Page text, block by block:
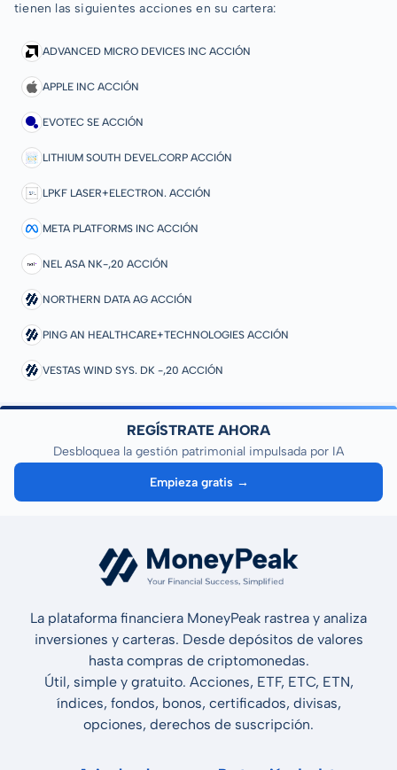
tienen las siguientes acciones en su cartera:
ADVANCED MICRO DEVICES INC ACCIÓN
APPLE INC ACCIÓN
EVOTEC SE ACCIÓN
LITHIUM SOUTH DEVEL.CORP ACCIÓN
LPKF LASER+ELECTRON. ACCIÓN
META PLATFORMS INC ACCIÓN
NEL ASA NK-,20 ACCIÓN
NORTHERN DATA AG ACCIÓN
PING AN HEALTHCARE+TECHNOLOGIES ACCIÓN
VESTAS WIND SYS. DK -,20 ACCIÓN
REGÍSTRATE AHORA
Desbloquea la gestión patrimonial impulsada por IA
Empieza gratis →
La plataforma financiera MoneyPeak rastrea y analiza
inversiones y carteras. Desde depósitos de valores
hasta compras de criptomonedas.
Útil, simple y gratuito. Acciones, ETF, ETC, ETN,
índices, fondos, bonos, certificados, divisas,
opciones, derechos de suscripción.